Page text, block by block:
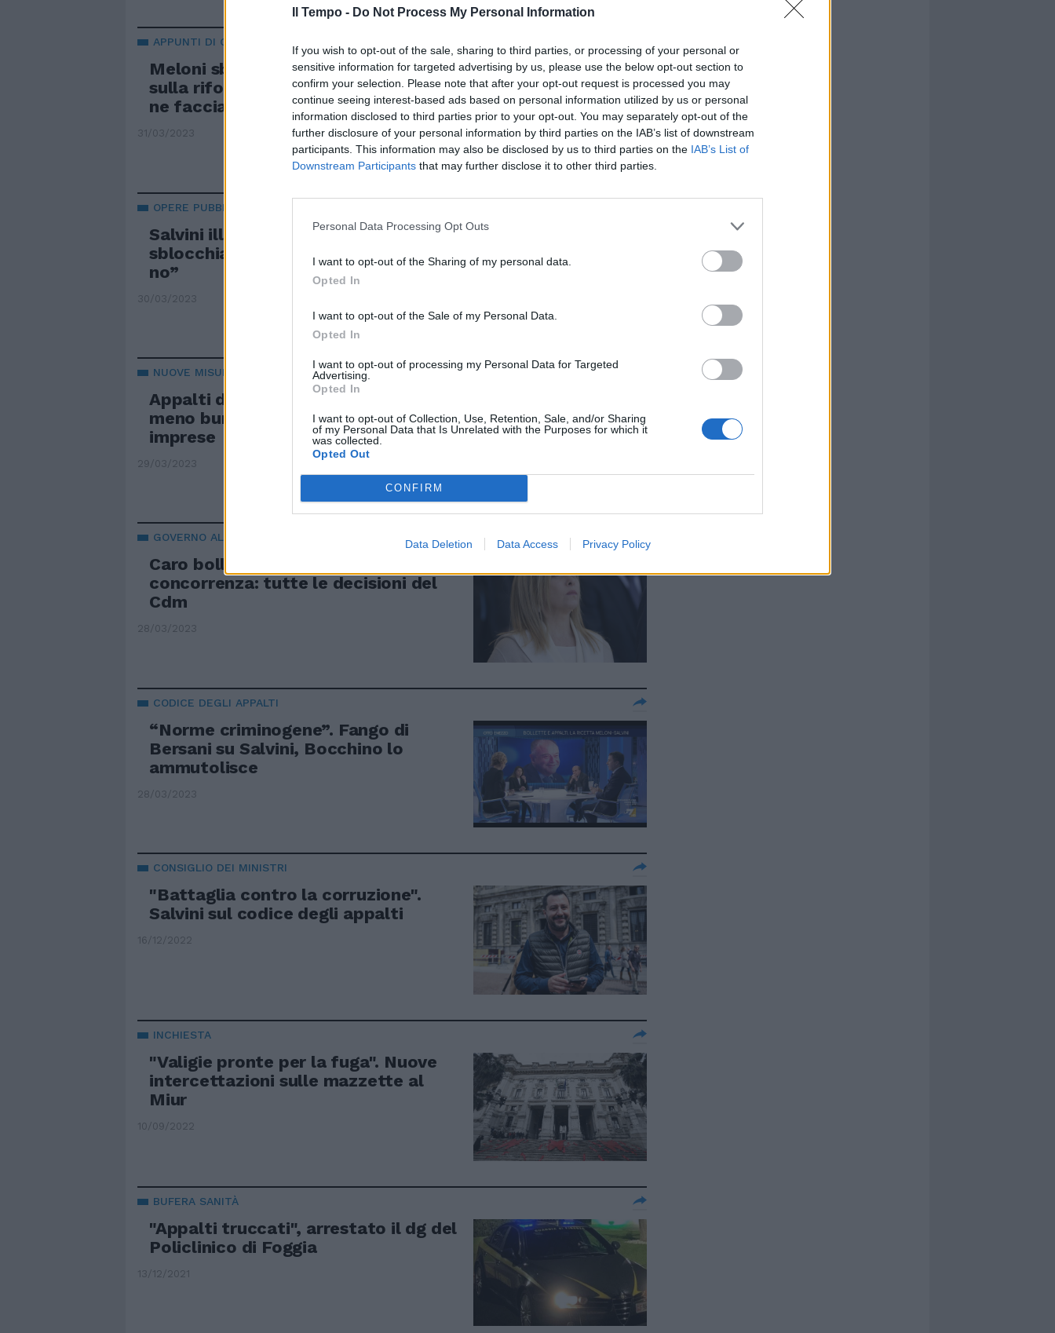
Il Tempo - Do Not Process My Personal Information
If you wish to opt-out of the sale, sharing to third parties, or processing of your personal or
sensitive information for targeted advertising by us, please use the below opt-out section to
confirm your selection. Please note that after your opt-out request is processed you may
continue seeing interest-based ads based on personal information utilized by us or personal
information disclosed to third parties prior to your opt-out. You may separately opt-out of the
further disclosure of your personal information by third parties on the IAB’s list of downstream
participants. This information may also be disclosed by us to third parties on the IAB’s List of
Downstream Participants that may further disclose it to other third parties.
Personal Data Processing Opt Outs
I want to opt-out of the Sharing of my personal data.
Opted In
I want to opt-out of the Sale of my Personal Data.
Opted In
I want to opt-out of processing my Personal Data for Targeted
Advertising.
Opted In
I want to opt-out of Collection, Use, Retention, Sale, and/or Sharing
of my Personal Data that Is Unrelated with the Purposes for which it
was collected.
Opted Out
CONFIRM
Data Deletion Data Access Privacy Policy
APPUNTI DI GIORGIA
Meloni sbugiarda la sinistra: “Bugie
sulla riforma del fisco, condoni non
ne facciamo”
31/03/2023
OPERE PUBBLICHE
Salvini illustra il nuovo codice: “Così
sblocchiamo gli appalti. Basta con i
no”
30/03/2023
NUOVE MISURE
Appalti digitali e più veloci. Salvini:
meno burocrazia, fiducia nelle
imprese
29/03/2023
GOVERNO AL LAVORO
Caro bollette, codice appalti e ddl
concorrenza: tutte le decisioni del
Cdm
28/03/2023
CODICE DEGLI APPALTI
“Norme criminogene”. Fango di
Bersani su Salvini, Bocchino lo
ammutolisce
28/03/2023
CONSIGLIO DEI MINISTRI
"Battaglia contro la corruzione".
Salvini sul codice degli appalti
16/12/2022
INCHIESTA
"Valigie pronte per la fuga". Nuove
intercettazioni sulle mazzette al
Miur
10/09/2022
BUFERA SANITÀ
"Appalti truccati", arrestato il dg del
Policlinico di Foggia
13/12/2021